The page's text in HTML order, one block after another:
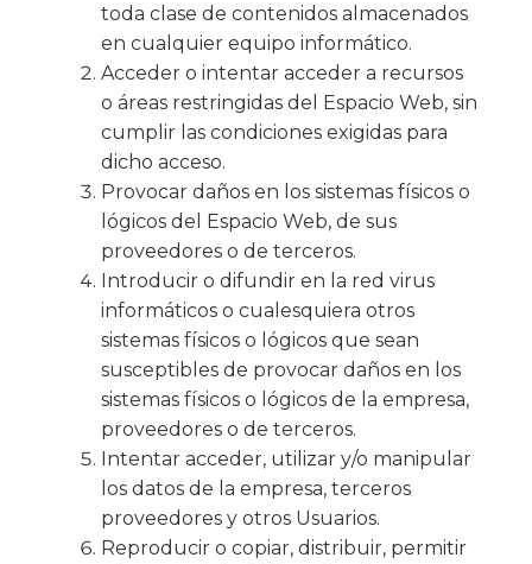
toda clase de contenidos almacenados
en cualquier equipo informático.
Acceder o intentar acceder a recursos
o áreas restringidas del Espacio Web, sin
cumplir las condiciones exigidas para
dicho acceso.
Provocar daños en los sistemas físicos o
lógicos del Espacio Web, de sus
proveedores o de terceros.
Introducir o difundir en la red virus
informáticos o cualesquiera otros
sistemas físicos o lógicos que sean
susceptibles de provocar daños en los
sistemas físicos o lógicos de la empresa,
proveedores o de terceros.
Intentar acceder, utilizar y/o manipular
los datos de la empresa, terceros
proveedores y otros Usuarios.
Reproducir o copiar, distribuir, permitir